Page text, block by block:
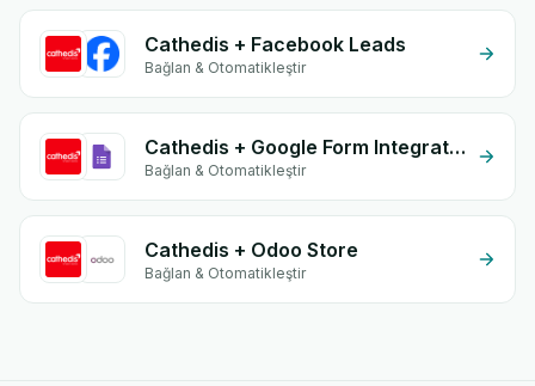
Cathedis + Facebook Leads
Bağlan & Otomatikleştir
Cathedis + Google Form Integration
Bağlan & Otomatikleştir
Cathedis + Odoo Store
Bağlan & Otomatikleştir